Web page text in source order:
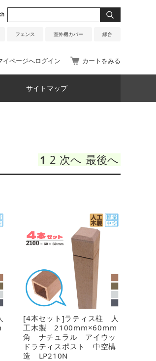
フェンス 室外機カバー 縁台
イページへログイン カートをみる
サイトマップ
1 2 次へ 最後へ
[4本セット]ラティス柱 人
工木製 2100mm×60mm
角 ナチュラル アイウッ
ドラティスポスト 中空構
造 LP210N